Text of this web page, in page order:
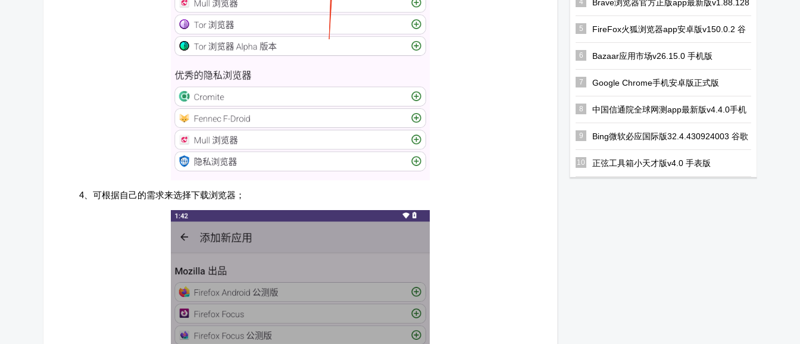
4、可根据自己的需求来选择下载浏览器；
4
Brave浏览器官方正版app最新版v1.88.128
手机版
5
FireFox火狐浏览器app安卓版v150.0.2 谷
歌最新版
6 Bazaar应用市场v26.15.0 手机版
7
Google Chrome手机安卓版正式版
v148.0.7778.120 最新版
8
中国信通院全球网测app最新版v4.4.0手机
正版
9
Bing微软必应国际版32.4.430924003 谷歌
版
10 正弦工具箱小天才版v4.0 手表版